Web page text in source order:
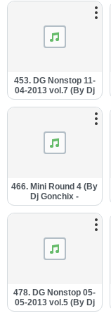
453. DG Nonstop 11-
04-2013 vol.7 (By Dj
Gonchix).mp3
466. Mini Round 4 (By
Dj Gonchix -
20.04.2013.).mp3
478. DG Nonstop 05-
05-2013 vol.5 (By Dj
Gonchix).mp3